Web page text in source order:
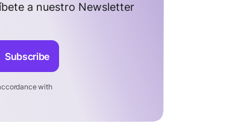
a nuestro Newsletter
with
Subscribe